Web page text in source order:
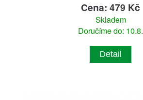
Cena: 479 Kč
Skladem
Doručíme do: 10.8.
Detail